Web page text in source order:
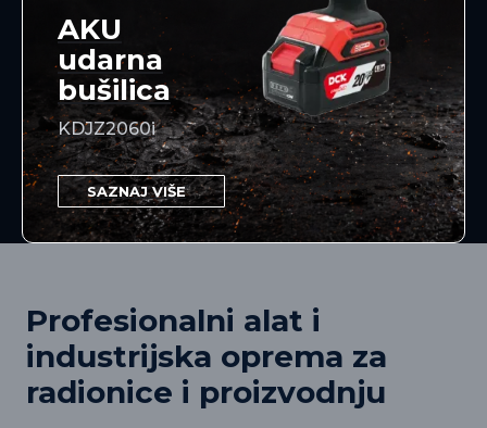
AKU
udarna
bušilica
KDJZ2060i
SAZNAJ VIŠE
Profesionalni alat i
industrijska oprema za
radionice i proizvodnju